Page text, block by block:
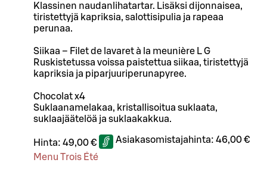
Klassinen naudanlihatartar. Lisäksi dijonnaisea,
tiristettyjä kapriksia, salottisipulia ja rapeaa
perunaa.
Siikaa – Filet de lavaret à la meunière L G
Ruskistetussa voissa paistettua siikaa, tiristettyjä
kapriksia ja piparjuuriperunapyree.
Chocolat x4
Suklaanamelakaa, kristallisoitua suklaata,
suklaajäätelöä ja suklaakakkua.
Hinta: 49,00 € Asiakasomistajahinta: 46,00 €
Menu Trois Été